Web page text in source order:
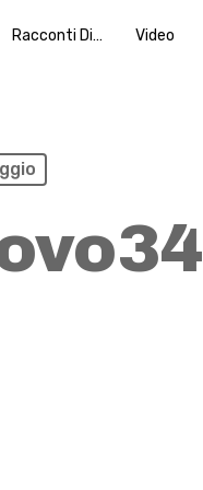
Racconti Di… Video